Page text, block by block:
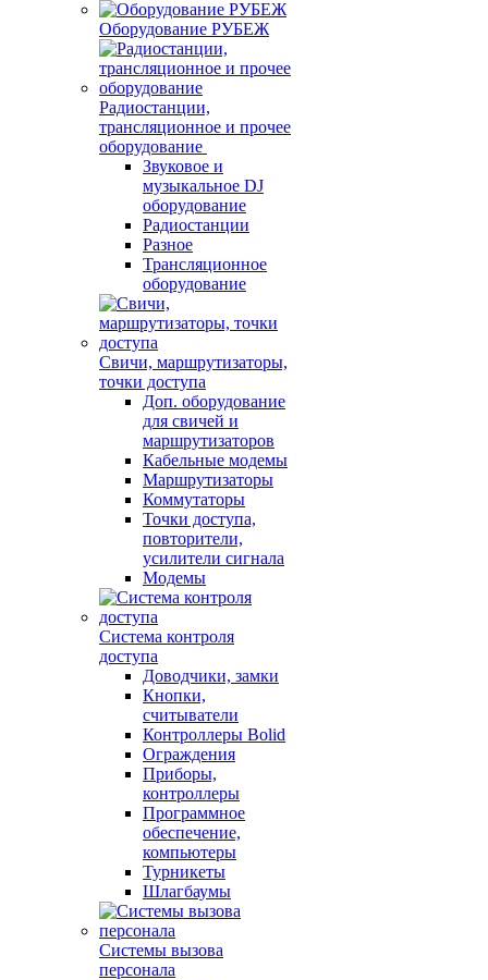
Оборудование РУБЕЖ
Радиостанции,
трансляционное и прочее
оборудование
Звуковое и
музыкальное DJ
оборудование
Радиостанции
Разное
Трансляционное
оборудование
Свичи, маршрутизаторы,
точки доступа
Доп. оборудование
для свичей и
маршрутизаторов
Кабельные модемы
Маршрутизаторы
Коммутаторы
Точки доступа,
повторители,
усилители сигнала
Модемы
Система контроля
доступа
Доводчики, замки
Кнопки,
считыватели
Контроллеры Bolid
Ограждения
Приборы,
контроллеры
Программное
обеспечение,
компьютеры
Турникеты
Шлагбаумы
Системы вызова
персонала